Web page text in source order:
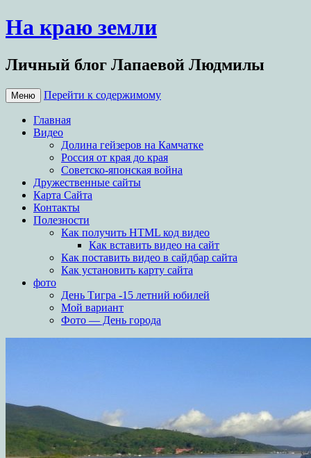
На краю земли
Личный блог Лапаевой Людмилы
Меню Перейти к содержимому
Главная
Видео
Долина гейзеров на Камчатке
Россия от края до края
Советско-японская война
Дружественные сайты
Карта Сайта
Контакты
Полезности
Как получить HTML код видео
Как вставить видео на сайт
Как поставить видео в сайдбар сайта
Как установить карту сайта
фото
День Тигра -15 летний юбилей
Мой вариант
Фото — День города